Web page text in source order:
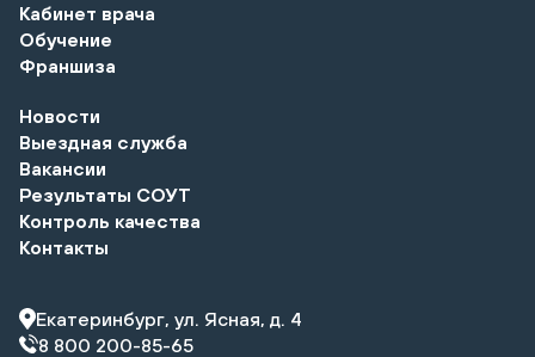
Кабинет врача
Обучение
Франшиза
Новости
Выездная служба
Вакансии
Результаты СОУТ
Контроль качества
Контакты
Екатеринбург, ул. Ясная, д. 4
8 800 200-85-65